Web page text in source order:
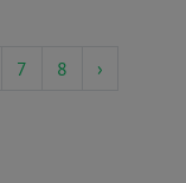
7 8 ›